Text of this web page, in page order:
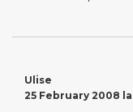
Ulise
25 February 2008 la